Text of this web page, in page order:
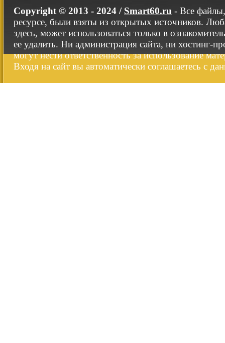
Copyright © 2013 - 2024 / Smart60.ru - Все
ресурсе, были взяты из открытых источников.
здесь, может использоваться только в
ее удалить. Ни администрация сайта, ни хостинг-
могут нести ответственность за использование
Входя на сайт вы автоматически соглашаетесь с